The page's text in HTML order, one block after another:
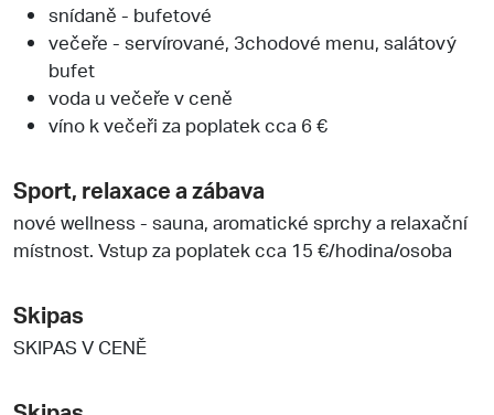
snídaně - bufetové
večeře - servírované, 3chodové menu, salátový
bufet
voda u večeře v ceně
víno k večeři za poplatek cca 6 €
Sport, relaxace a zábava
nové wellness - sauna, aromatické sprchy a relaxační
místnost. Vstup za poplatek cca 15 €/hodina/osoba
Skipas
SKIPAS V CENĚ